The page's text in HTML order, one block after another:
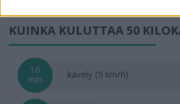
KUINKA KULUTTAA 50
16
min
kävely (5 km/h)